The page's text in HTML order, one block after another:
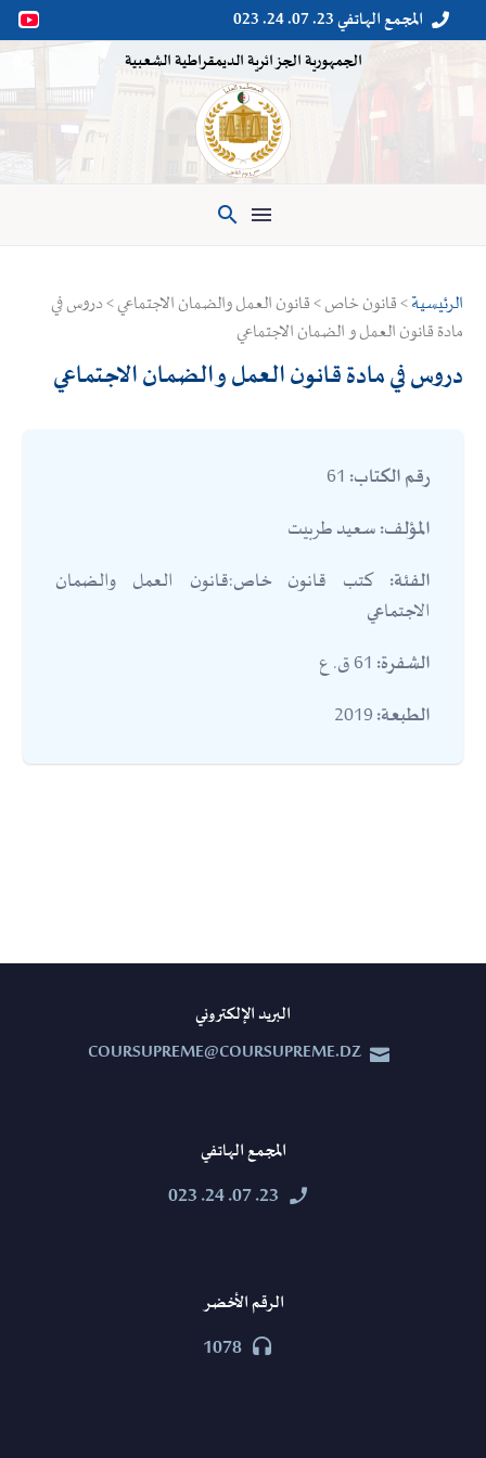

 المجمع الهاتفي 23. 07. 24. 023
الجمهورية الجزائرية الديمقراطية الشعبية

الرئيسية> قانون خاص > قانون العمل والضمان الاجتماعي > دروس في
مادة قانون العمل و الضمان الاجتماعي
دروس في مادة قانون العمل و الضمان الاجتماعي
رقم الكتاب:
المؤلف:سعيد طربيت
الفئة: كتب قانون خاص:قانون العمل والضمان
الاجتماعي
الشفرة:
الطبعة:
البريد الإلكتروني


COURSUPREME@COURSUPREME.DZ
المجمع الهاتفي


23. 07. 24. 023
الرقم الأخضر


1078